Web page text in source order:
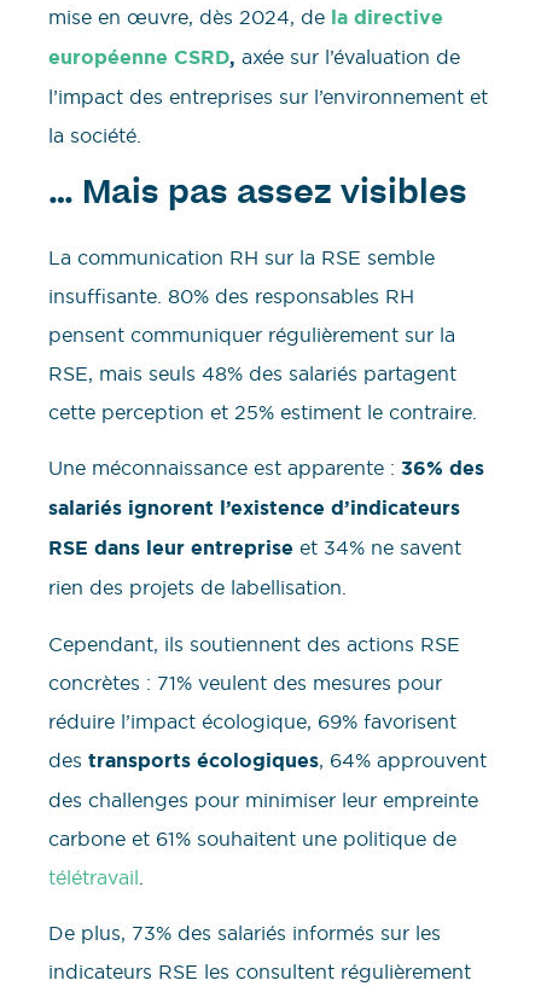
mise en œuvre, dès 2024, de la directive
européenne CSRD, axée sur l’évaluation de
l’impact des entreprises sur l’environnement et
la société.
… Mais pas assez visibles
La communication RH sur la RSE semble
insuffisante. 80% des responsables RH
pensent communiquer régulièrement sur la
RSE, mais seuls 48% des salariés partagent
cette perception et 25% estiment le contraire.
Une méconnaissance est apparente : 36% des
salariés ignorent l’existence d’indicateurs
RSE dans leur entreprise et 34% ne savent
rien des projets de labellisation.
Cependant, ils soutiennent des actions RSE
concrètes : 71% veulent des mesures pour
réduire l’impact écologique, 69% favorisent
des transports écologiques, 64% approuvent
des challenges pour minimiser leur empreinte
carbone et 61% souhaitent une politique de
télétravail
De plus, 73% des salariés informés sur les
indicateurs RSE les consultent régulièrement